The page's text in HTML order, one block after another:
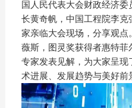
国人民代表大会财政经济
长黄奇帆，中国工程院李
家亲临大会现场，分享观点
薇斯，图灵奖获得者惠特菲
专家发表见解，为大家呈
术进展、发展趋势与美好前